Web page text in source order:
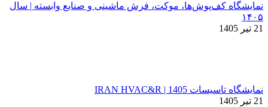
نمایشگاه کف‌پوش‌ها، موکت، فرش ماشینی و صنایع وابسته | سال
۱۴۰۵
21 تیر 1405
نمایشگاه تاسیسات 1405 | IRAN HVAC&R
21 تیر 1405